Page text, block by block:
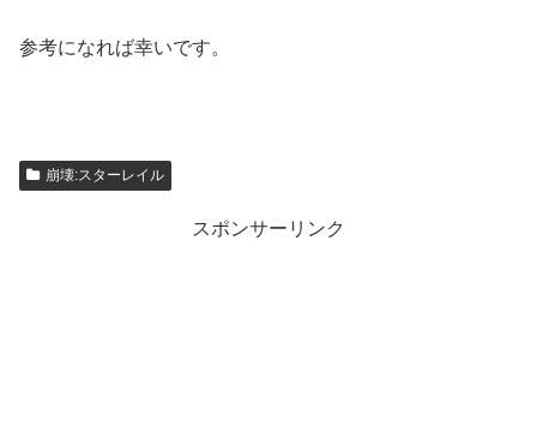
参考になれば幸いです。
崩壊:スターレイル
スポンサーリンク